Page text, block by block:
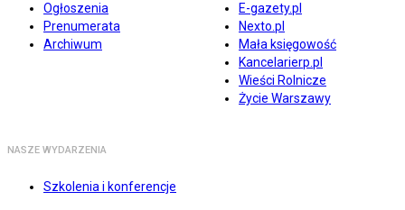
Ogłoszenia
Prenumerata
Archiwum
E-gazety.pl
Nexto.pl
Mała księgowość
Kancelarierp.pl
Wieści Rolnicze
Życie Warszawy
NASZE WYDARZENIA
Szkolenia i konferencje